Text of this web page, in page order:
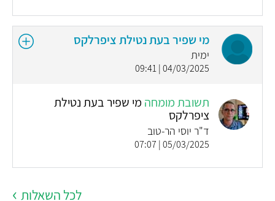
מי שפיר בעת נטילת ציפרלקס
ימית
04/03/2025 | 09:41
תשובת מומחה מי שפיר בעת נטילת
ציפרלקס
ד"ר יוסי הר-טוב
05/03/2025 | 07:07
לכל השאלות